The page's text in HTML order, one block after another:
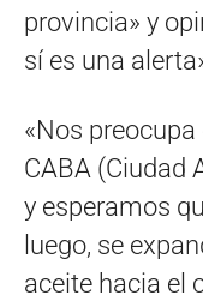
provincia» y
sí es una
«Nos
CABA (Ciudad
y esperamos
luego, se
aceite hacia el